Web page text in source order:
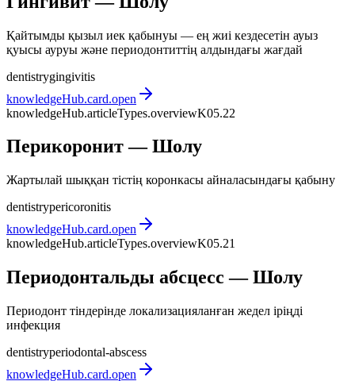
Қайтымды қызыл иек қабынуы — ең жиі кездесетін ауыз
қуысы ауруы және периодонтиттің алдындағы жағдай
dentistrygingivitis
knowledgeHub.card.open
knowledgeHub.articleTypes.overviewK05.22
Перикоронит — Шолу
Жартылай шыққан тістің коронкасы айналасындағы қабыну
dentistrypericoronitis
knowledgeHub.card.open
knowledgeHub.articleTypes.overviewK05.21
Периодонтальды абсцесс — Шолу
Периодонт тіндерінде локализацияланған жедел іріңді
инфекция
dentistryperiodontal-abscess
knowledgeHub.card.open